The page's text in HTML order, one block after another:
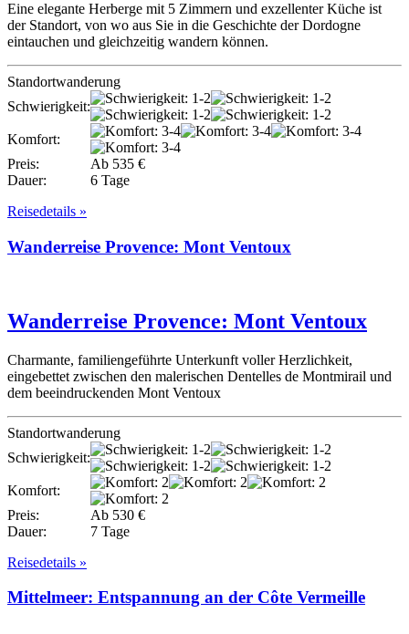
Eine elegante Herberge mit 5 Zimmern und exzellenter Küche ist
der Standort, von wo aus Sie in die Geschichte der Dordogne
eintauchen und gleichzeitig wandern können.
Standortwanderung
Schwierigkeit:
Komfort:
Preis:
Ab 535 €
Dauer:
6 Tage
Reisedetails »
Wanderreise Provence: Mont Ventoux
Wanderreise Provence: Mont Ventoux
Charmante, familiengeführte Unterkunft voller Herzlichkeit,
eingebettet zwischen den malerischen Dentelles de Montmirail und
dem beeindruckenden Mont Ventoux
Standortwanderung
Schwierigkeit:
Komfort:
Preis:
Ab 530 €
Dauer:
7 Tage
Reisedetails »
Mittelmeer: Entspannung an der Côte Vermeille